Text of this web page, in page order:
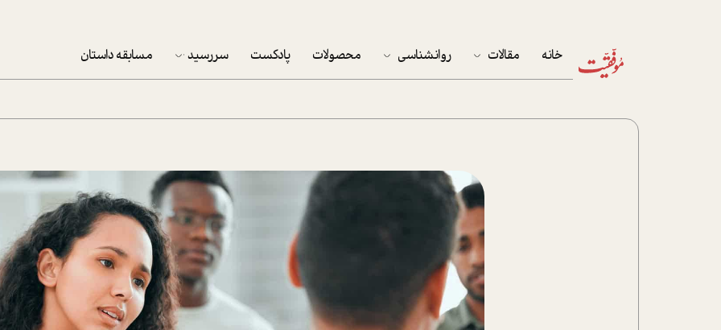
خانه مقالات
پرونده ویژه
روانشناسی محصولات پادکست سررسید
پکيج نوروزي موفقيت
تقویم رومیزی
تقویم دیواری
مسابقه داستان